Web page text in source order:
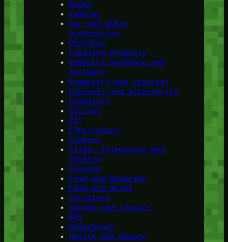
Books
Cameras
Car and motor
accessories
Children
Cleaning Products
Computer hardware and
software
Computers and Internet
Consoles and accessories
Cosmetics
Cycling
DIY
Electronics
Fashion
Films, Television and
Theatre
Finanse
Food and Beverage
Food and drink
Furniture
Garden and leisure
GPS
Headphones
Health and beauty